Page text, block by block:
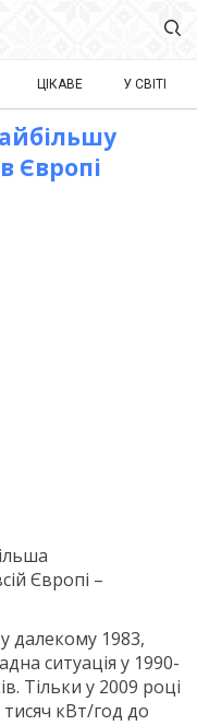
ЦІКАВЕ У СВІТІ
Європі
Європі –
далекому 1983,
ситуація у 1990-
Тільки у 2009 році
кВт/год до